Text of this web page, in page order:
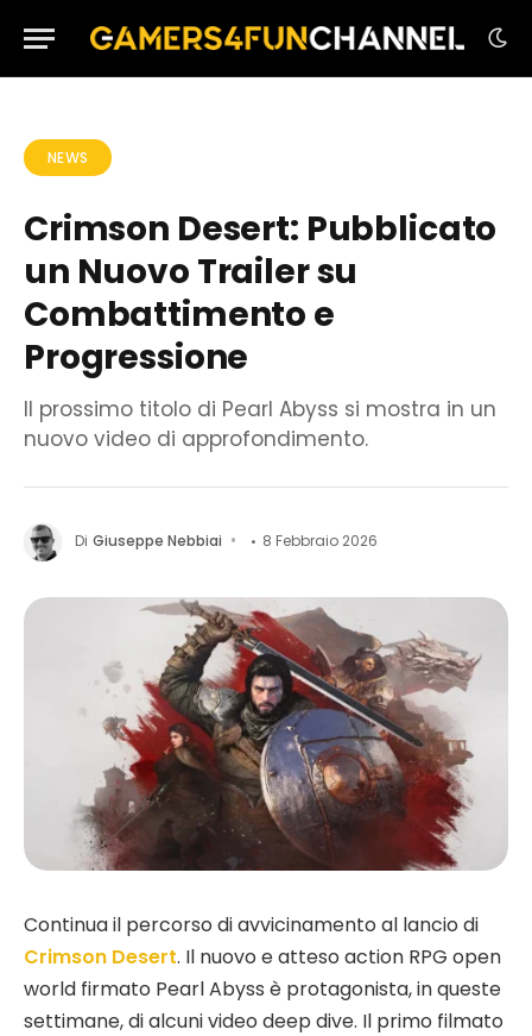
NEWS
Crimson Desert: Pubblicato
un Nuovo Trailer su
Combattimento e
Progressione
Il prossimo titolo di Pearl Abyss si mostra in un
nuovo video di approfondimento.
Di Giuseppe Nebbiai 8 Febbraio 2026
Continua il percorso di avvicinamento al lancio di
Crimson Desert. Il nuovo e atteso action RPG open
world firmato Pearl Abyss è protagonista, in queste
settimane, di alcuni video deep dive. Il primo filmato